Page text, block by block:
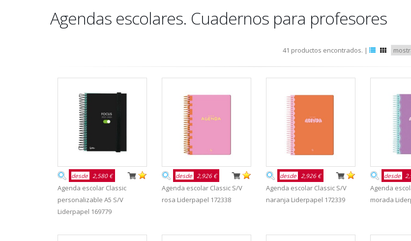
Agendas escolares. Cuadernos para profesores
41 productos encontrados. |
desde 2,580 €
Agenda escolar Classic
personalizable A5 S/V
Liderpapel 169779
desde 2,926 €
Agenda escolar Classic S/V
rosa Liderpapel 172338
desde 2,926 €
Agenda escolar Classic S/V
naranja Liderpapel 172339
desde
Agenda
morada